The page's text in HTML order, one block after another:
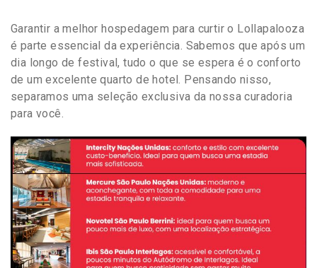
Garantir a melhor hospedagem para curtir o Lollapalooza
é parte essencial da experiência. Sabemos que após um
dia longo de festival, tudo o que se espera é o conforto
de um excelente quarto de hotel. Pensando nisso,
separamos uma seleção exclusiva da nossa curadoria
para você.